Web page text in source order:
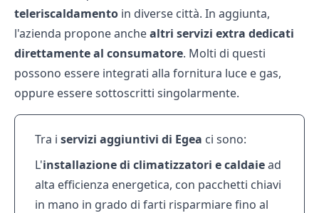
teleriscaldamento in diverse città. In aggiunta,
l'azienda propone anchealtri servizi extra dedicati
direttamente al consumatore. Molti di questi
possono essere integrati alla fornitura luce e gas,
oppure essere sottoscritti singolarmente.
Tra i servizi aggiuntivi di Egea ci sono:
L'installazione di climatizzatori e caldaiead
alta efficienza energetica, con pacchetti chiavi
in mano in grado di farti risparmiare fino al